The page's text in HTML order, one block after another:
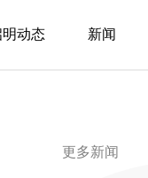
明动态 新闻
更多新闻